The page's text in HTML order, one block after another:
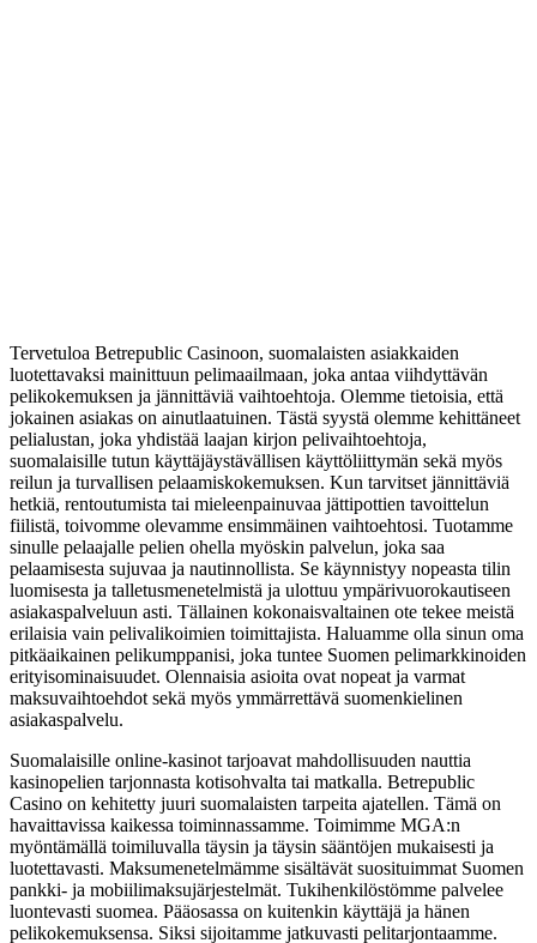
Tervetuloa Betrepublic Casinoon, suomalaisten asiakkaiden
luotettavaksi mainittuun pelimaailmaan, joka antaa viihdyttävän
pelikokemuksen ja jännittäviä vaihtoehtoja. Olemme tietoisia, että
jokainen asiakas on ainutlaatuinen. Tästä syystä olemme kehittäneet
pelialustan, joka yhdistää laajan kirjon pelivaihtoehtoja,
suomalaisille tutun käyttäjäystävällisen käyttöliittymän sekä myös
reilun ja turvallisen pelaamiskokemuksen. Kun tarvitset jännittäviä
hetkiä, rentoutumista tai mieleenpainuvaa jättipottien tavoittelun
fiilistä, toivomme olevamme ensimmäinen vaihtoehtosi. Tuotamme
sinulle pelaajalle pelien ohella myöskin palvelun, joka saa
pelaamisesta sujuvaa ja nautinnollista. Se käynnistyy nopeasta tilin
luomisesta ja talletusmenetelmistä ja ulottuu ympärivuorokautiseen
asiakaspalveluun asti. Tällainen kokonaisvaltainen ote tekee meistä
erilaisia vain pelivalikoimien toimittajista. Haluamme olla sinun oma
pitkäaikainen pelikumppanisi, joka tuntee Suomen pelimarkkinoiden
erityisominaisuudet. Olennaisia asioita ovat nopeat ja varmat
maksuvaihtoehdot sekä myös ymmärrettävä suomenkielinen
asiakaspalvelu.
Suomalaisille online-kasinot tarjoavat mahdollisuuden nauttia
kasinopelien tarjonnasta kotisohvalta tai matkalla. Betrepublic
Casino on kehitetty juuri suomalaisten tarpeita ajatellen. Tämä on
havaittavissa kaikessa toiminnassamme. Toimimme MGA:n
myöntämällä toimiluvalla täysin ja täysin sääntöjen mukaisesti ja
luotettavasti. Maksumenetelmämme sisältävät suosituimmat Suomen
pankki- ja mobiilimaksujärjestelmät. Tukihenkilöstömme palvelee
luontevasti suomea. Pääosassa on kuitenkin käyttäjä ja hänen
pelikokemuksensa. Siksi sijoitamme jatkuvasti pelitarjontaamme.